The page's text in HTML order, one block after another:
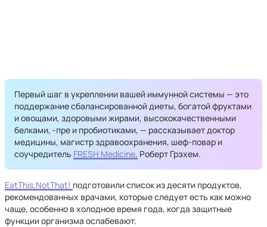
Первый шаг в укреплении вашей иммунной системы — это
поддержание сбалансированной диеты, богатой фруктами
и овощами, здоровыми жирами, высококачественными
белками, -пре и пробиотиками, — рассказывает доктор
медицины, магистр здравоохранения, шеф-повар и
соучредитель FRESH Medicine, Роберт Грэхем.
EatThis,NotThat! подготовили список из десяти продуктов,
рекомендованных врачами, которые следует есть как можно
чаще, особенно в холодное время года, когда защитные
функции организма ослабевают.